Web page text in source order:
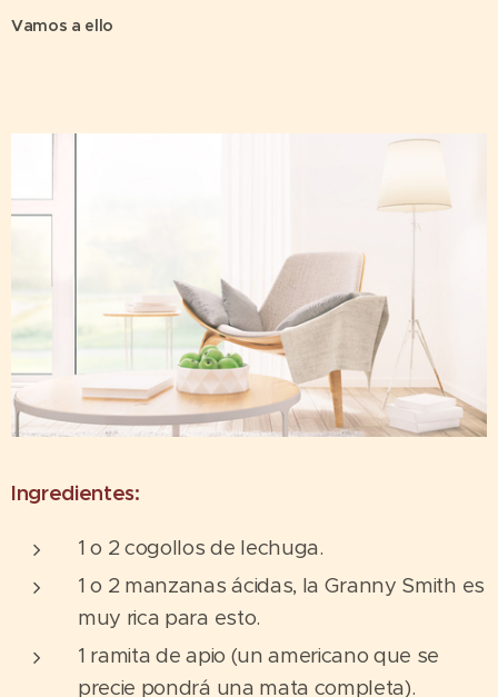
Vamos a ello
Ingredientes:
1 o 2 cogollos de lechuga.
1 o 2 manzanas ácidas, la Granny Smith es
muy rica para esto.
1 ramita de apio (un americano que se
precie pondrá una mata completa).